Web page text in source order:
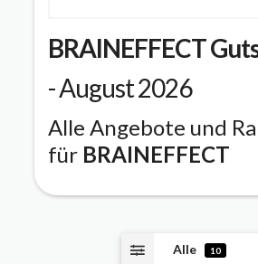
BRAINEFFECT
- August 2026
Alle Angebote und
für BRAINEFFECT
Alle 10